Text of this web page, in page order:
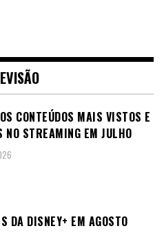
CONTEÚDOS MAIS VISTOS E
NO STREAMING EM JULHO
DA DISNEY+ EM AGOSTO